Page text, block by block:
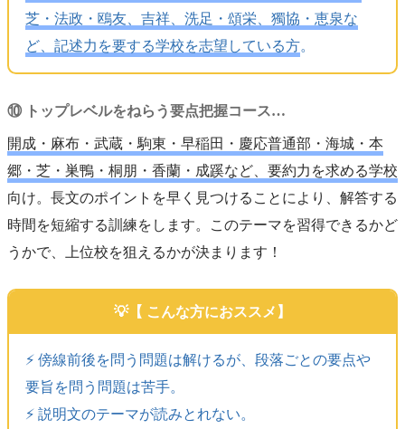
芝・法政・鴎友、吉祥、洗足・頌栄、獨協・恵泉な
ど、記述力を要する学校を志望している方。
⑩ トップレベルをねらう要点把握コース…
開成・麻布・武蔵・駒東・早稲田・慶応普通部・海城・本
郷・芝・巣鴨・桐朋・香蘭・成蹊など、要約力を求める学校
向け。長文のポイントを早く見つけることにより、解答する
時間を短縮する訓練をします。このテーマを習得できるかど
うかで、上位校を狙えるかが決まります！
【 こんな方におススメ】
⚡️ 傍線前後を問う問題は解けるが、段落ごとの要点や
要旨を問う問題は苦手。
⚡️ 説明文のテーマが読みとれない。